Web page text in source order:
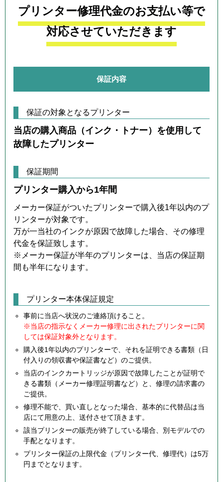
プリンター修理代金のお支払い等で
対応させていただきます
保証内容
保証の対象となるプリンター
当店の購入商品（インク・トナー）を使用して
故障したプリンター
保証期間
プリンター購入から1年間
メーカー保証がついたプリンターで購入後1年以内のプ
リンターが対象です。
万が一当社のインクが原因で故障した場合、その修理
代金を保証致します。
※メーカー保証が半年のプリンターは、当店の保証期
間も半年になります。
プリンター本体保証規定
事前に当店へ状況のご連絡頂けること。
※当店の指示なくメーカー修理に出されたプリンターに関
しては保証対象外となります。
購入後1年以内のプリンターで、それを証明できる書類（日
付入りの領収書や保証書など）のご提供。
当店のインクカートリッジが原因で故障したことが証明で
きる書類（メーカー修理証明書など）と、修理の請求書の
ご提供。
修理不能で、買い直しとなった場合、基本的に代替品は当
店にて用意の上、送付させて頂きます。
該当プリンターの販売が終了している場合、別モデルでの
手配となります。
プリンター保証の上限代金（プリンター代、修理代）は5万
円までとなります。